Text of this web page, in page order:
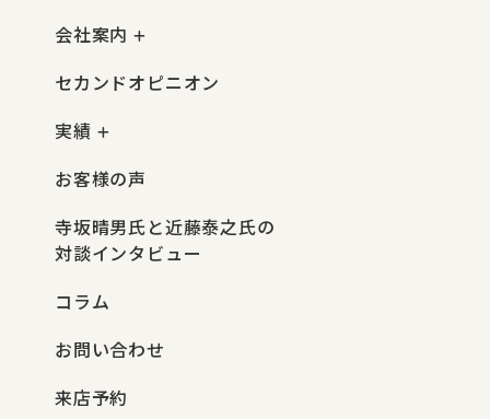
会社案内
セカンドオピニオン
実績
お客様の声
寺坂晴男氏と近藤泰之氏の
対談インタビュー
コラム
お問い合わせ
来店予約